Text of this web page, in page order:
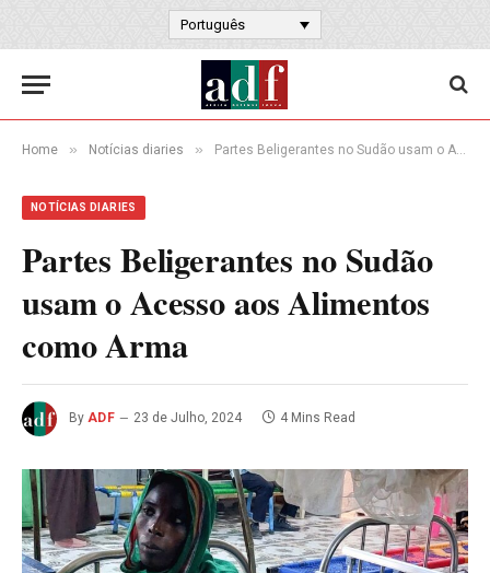
Português
Home » Notícias diaries » Partes Beligerantes no Sudão usam o Acesso aos Alimentos como Arma
NOTÍCIAS DIARIES
Partes Beligerantes no Sudão
usam o Acesso aos Alimentos
como Arma
By ADF 23 de Julho, 2024 4 Mins Read